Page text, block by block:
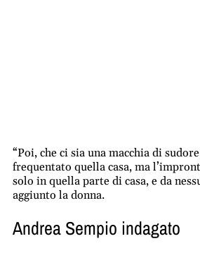
“Poi, che ci sia una macchia di
frequentato quella casa, ma
solo in quella parte di casa, e da
aggiunto la donna.
Andrea Sempio indagato